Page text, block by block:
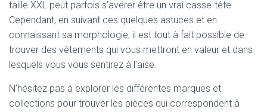
taille XXL peut parfois s’avérer être un vrai casse-tête.
Cependant, en suivant ces quelques astuces et en
connaissant sa morphologie, il est tout à fait possible de
trouver des vêtements qui vous mettront en valeur et dans
lesquels vous vous sentirez à l’aise.
N’hésitez pas à explorer les différentes marques et
collections pour trouver les pièces qui correspondent à